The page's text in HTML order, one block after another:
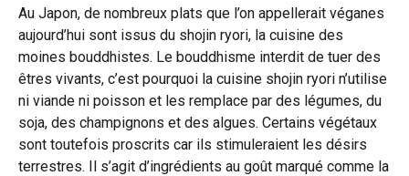
Au Japon, de nombreux plats que l’on appellerait véganes
aujourd’hui sont issus du shojin ryori, la cuisine des
moines bouddhistes. Le bouddhisme interdit de tuer des
êtres vivants, c’est pourquoi la cuisine shojin ryori n’utilise
ni viande ni poisson et les remplace par des légumes, du
soja, des champignons et des algues. Certains végétaux
sont toutefois proscrits car ils stimuleraient les désirs
terrestres. Il s’agit d’ingrédients au goût marqué comme la